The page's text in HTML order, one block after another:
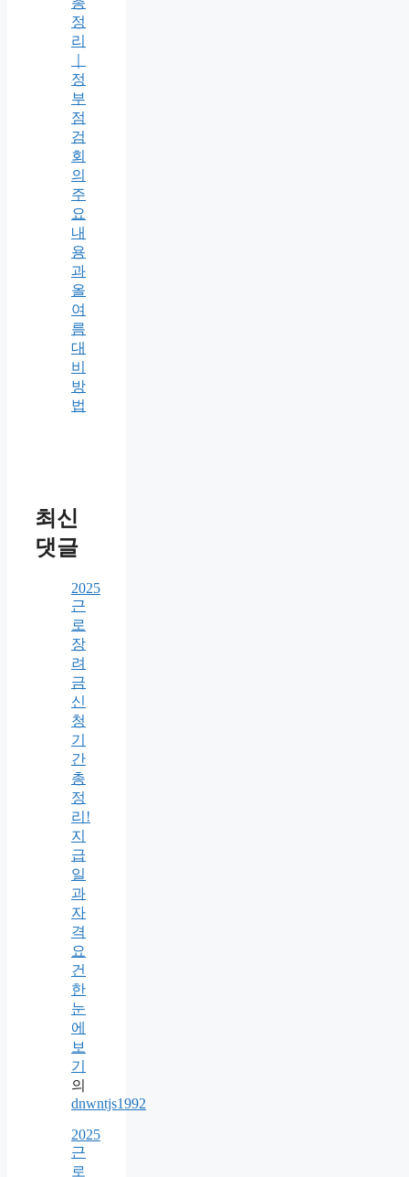
정
리
정
부
점
검
회
의
주
요
내
용
과
올
여
름
대
비
방
법
최신
댓글
2025
근
로
장
려
금
신
청
기
간
총
정
리!
지
급
일
과
자
격
요
건
한
눈
에
보
기
의
dnwntjs1992
2025
근
로